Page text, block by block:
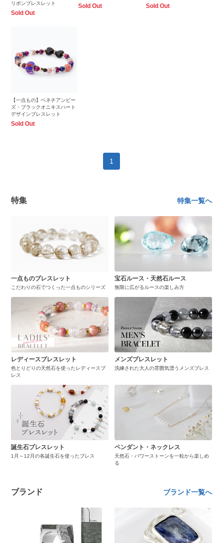
リボンブレスレット
Sold Out
Sold Out Sold Out
【一点もの】ベネチアンビー
ズ・ブラックオニキスハート
デザインブレスレット
Sold Out
1
特集 特集一覧へ
一点ものブレスレット
こだわりの石でつくった一点ものシリーズ
宝石ルース・天然石ルース
無限に広がるルースの楽しみ方
レディースブレスレット
色とりどりの天然石を使ったレディースブ
レス
メンズブレスレット
洗練された大人の雰囲気漂うメンズブレス
誕生石ブレスレット
1月～12月の各誕生石を使ったブレス
ペンダント・ネックレス
天然石・パワーストーンを一粒から楽しめ
る
ブランド ブランド一覧へ